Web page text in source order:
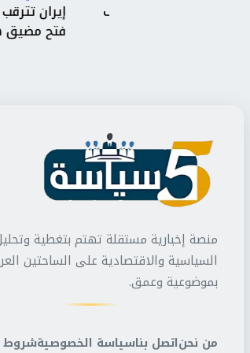
إيران تترقب
فتح مضيق هرمز
منصة إخبارية مستقلة تهتم بتغطية
السياسية والاقتصادية على الساحتين
بموضوعية وعمق.
من نحناتصل بناسياسة الخصوصيةشروط